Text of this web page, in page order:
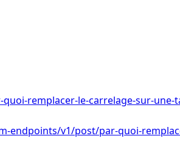
remplacer-le-carrelage-sur-une-
endpoints/v1/post/par-quoi-